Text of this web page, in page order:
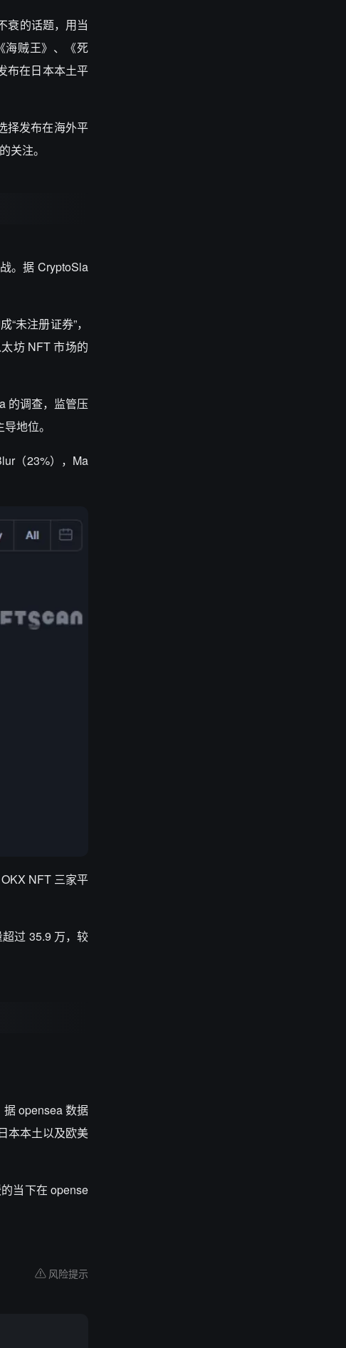
衰的话题，用当
海贼王》、《死
布在日本本土平
择发布在海外平
关注。
。据 CryptoSla
未注册证券”，
坊 NFT 市场的
的调查，监管压
地位。
（23%），Ma
NFT 三家平
过 35.9 万，较
opensea 数据
本本土以及欧美
当下在 opense
风险提示